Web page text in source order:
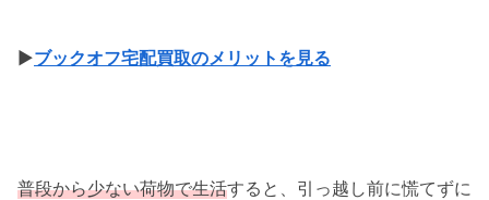
▶ブックオフ宅配買取のメリットを見る
普段から少ない荷物で生活すると、引っ越し前に慌てずに